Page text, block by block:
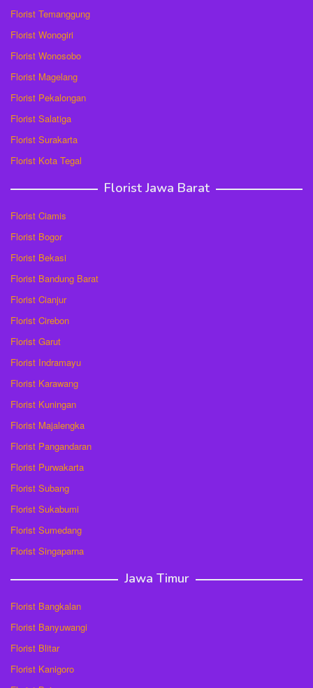
Florist Temanggung
Florist Wonogiri
Florist Wonosobo
Florist Magelang
Florist Pekalongan
Florist Salatiga
Florist Surakarta
Florist Kota Tegal
Florist Jawa Barat
Florist Ciamis
Florist Bogor
Florist Bekasi
Florist Bandung Barat
Florist Cianjur
Florist Cirebon
Florist Garut
Florist Indramayu
Florist Karawang
Florist Kuningan
Florist Majalengka
Florist Pangandaran
Florist Purwakarta
Florist Subang
Florist Sukabumi
Florist Sumedang
Florist Singaparna
Jawa Timur
Florist Bangkalan
Florist Banyuwangi
Florist Blitar
Florist Kanigoro